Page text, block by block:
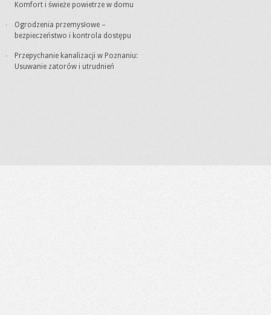
Komfort i świeże powietrze w domu
Ogrodzenia przemysłowe –
bezpieczeństwo i kontrola dostępu
Przepychanie kanalizacji w Poznaniu:
Usuwanie zatorów i utrudnień